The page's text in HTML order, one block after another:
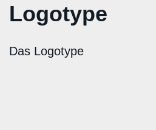
Logotype
Das Logotype